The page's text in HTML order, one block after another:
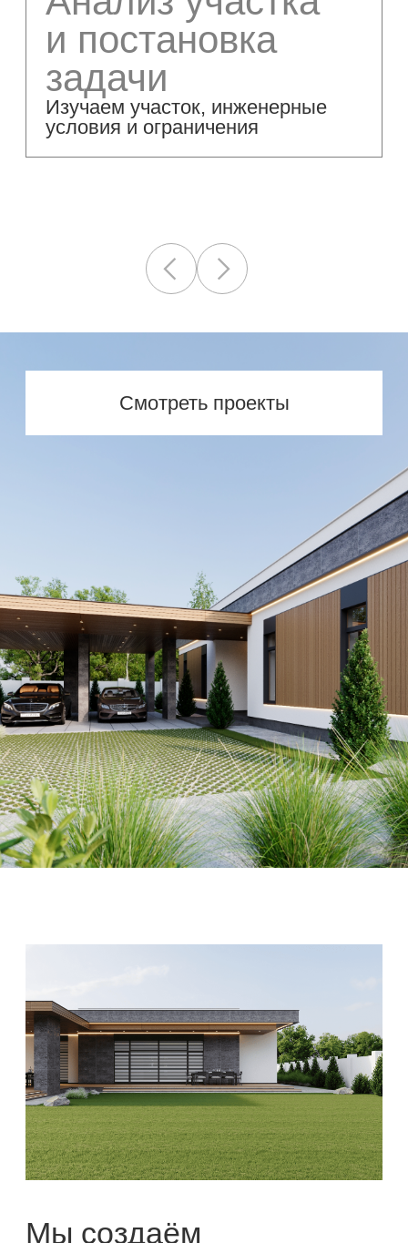
частных домов
и резиденций, в которых
сочетаются эстетика,
и продуманные
Каждый проект — это
точный баланс формы,
комфорта и бюджета.
Инженерная точность
Точные расчёты, надёжные
конструкции и современные
технологии
Проекты под реализацию
Архитектура, которую удобно
и безопасно строить без переделок